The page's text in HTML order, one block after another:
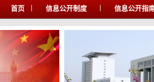
首页 信息公开制度 信息公开指